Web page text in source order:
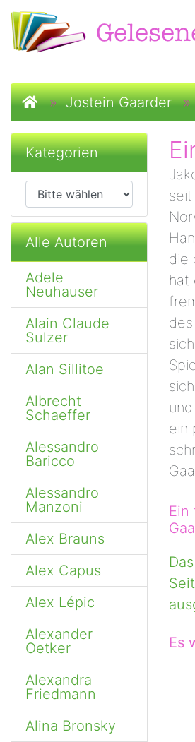
Startseite
»Jostein Gaarder »
die
hat
ein
Es
Kategorien
Alle Autoren
Adele
Neuhauser
Alain Claude
Sulzer
Alan Sillitoe
Albrecht
Schaeffer
Alessandro
Baricco
Alessandro
Manzoni
Alex Brauns
Alex Capus
Alex Lépic
Alexander
Oetker
Alexandra
Friedmann
Alina Bronsky